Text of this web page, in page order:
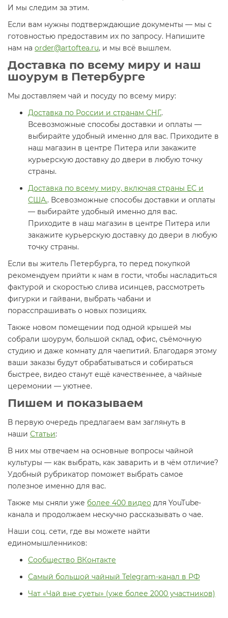
И мы следим за этим.
Если вам нужны подтверждающие документы — мы с
готовностью предоставим их по запросу. Напишите
нам на order@artoftea.ru, и мы всё вышлем.
Доставка по всему миру и наш
шоурум в Петербурге
Мы доставляем чай и посуду по всему миру:
Доставка по России и странам СНГ..
Всевозможные способы доставки и оплаты —
выбирайте удобный именно для вас. Приходите в
наш магазин в центре Питера или закажите
курьерскую доставку до двери в любую точку
страны.
Доставка по всему миру, включая страны ЕС и
США.. Всевозможные способы доставки и оплаты
— выбирайте удобный именно для вас.
Приходите в наш магазин в центре Питера или
закажите курьерскую доставку до двери в любую
точку страны.
Если вы житель Петербурга, то перед покупкой
рекомендуем прийти к нам в гости, чтобы насладиться
фактурой и скоростью слива исинцев, рассмотреть
фигурки и гайвани, выбрать чабани и
порасспрашивать о новых позициях.
Также новом помещении под одной крышей мы
собрали шоурум, большой склад, офис, съёмочную
студию и даже комнату для чаепитий. Благодаря этому
ваши заказы будут обрабатываться и собираться
быстрее, видео станут ещё качественнее, а чайные
церемонии — уютнее.
Пишем и показываем
В первую очередь предлагаем вам заглянуть в
наши Статьи:
В них мы отвечаем на основные вопросы чайной
культуры — как выбрать, как заварить и в чём отличие?
Удобный рубрикатор поможет выбрать самое
полезное именно для вас.
Также мы сняли уже более 400 видео для YouTube-
канала и продолжаем нескучно рассказывать о чае.
Наши соц. сети, где вы можете найти
единомышленников:
Сообщество ВКонтакте
Самый большой чайный Telegram-канал в РФ
Чат «Чай вне суеты» (уже более 2000 участников)